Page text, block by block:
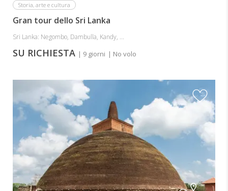
Storia, arte e cultura
Gran tour dello Sri Lanka
Sri Lanka: Negombo, Dambulla, Kandy, ...
SU RICHIESTA | 9 giorni | No volo